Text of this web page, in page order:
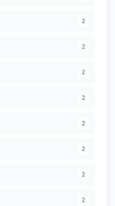
2
2
2
2
2
2
2
2